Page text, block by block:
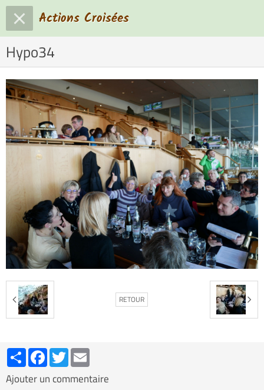
Actions Croisées
Hypo34
RETOUR
PartagerFacebookTwitter
Ajouter un commentaire